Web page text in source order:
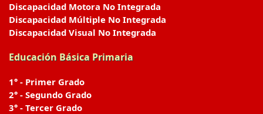
Discapacidad Motora No Integrada
Discapacidad Múltiple No Integrada
Discapacidad Visual No Integrada
Educación Básica Primaria
1° - Primer Grado
2° - Segundo Grado
3° - Tercer Grado